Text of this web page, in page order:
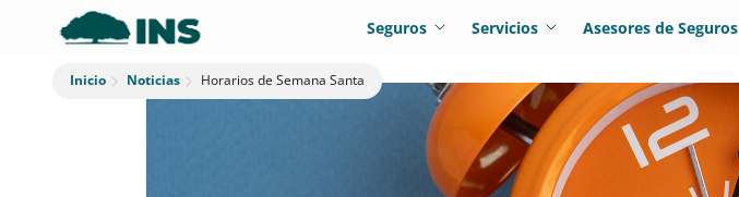
Seguros Servicios Asesores de Seguros
Inicio Noticias Horarios de Semana Santa